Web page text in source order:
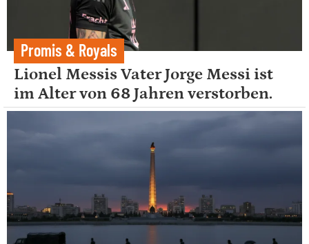
Promis & Royals
Lionel Messis Vater Jorge Messi ist
im Alter von 68 Jahren verstorben.